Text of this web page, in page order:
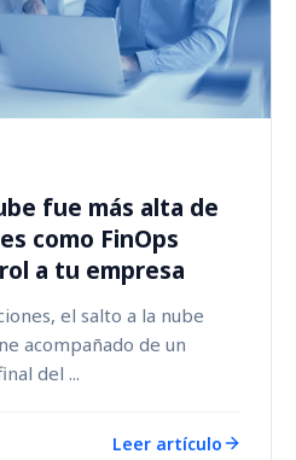
fue más alta de
como FinOps
a tu empresa
el salto a la nube
acompañado de un
del ...
Leer artículo